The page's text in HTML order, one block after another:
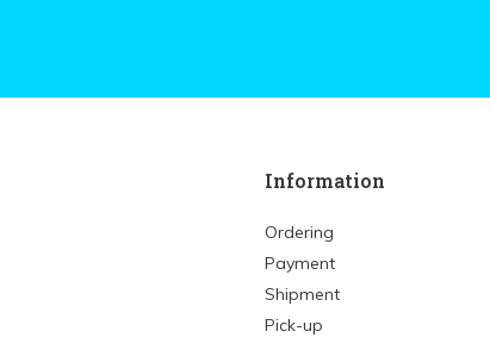
Information
Ordering
Payment
Shipment
Pick-up